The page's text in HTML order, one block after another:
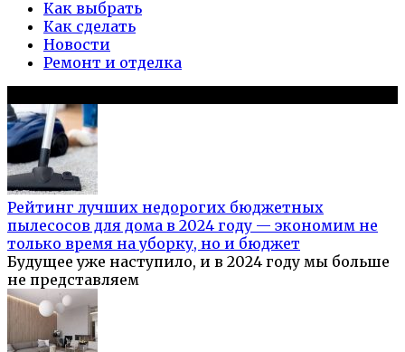
Как выбрать
Как сделать
Новости
Ремонт и отделка
Рейтинг лучших недорогих бюджетных
пылесосов для дома в 2024 году — экономим не
только время на уборку, но и бюджет
Будущее уже наступило, и в 2024 году мы больше
не представляем